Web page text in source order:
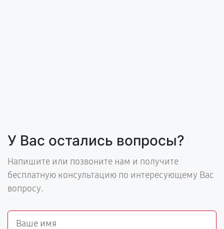
У Вас остались вопросы?
Напишите или позвоните нам и получите
бесплатную консультацию по интересующему Вас
вопросу.